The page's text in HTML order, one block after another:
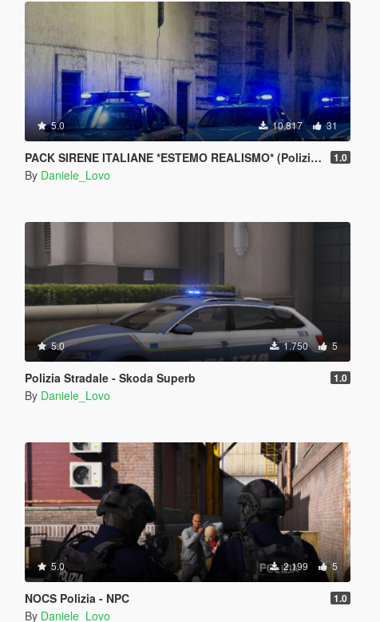
5.0 10.817 31
PACK SIRENE ITALIANE *ESTEMO REALISMO* (Polizia, Carabinieri; Ambulanza e Vigili del Fuoco) 1.0
By Daniele_Lovo
5.0 1.750 5
Polizia Stradale - Skoda Superb 1.0
By Daniele_Lovo
5.0 2.199 5
NOCS Polizia - NPC 1.0
By Daniele_Lovo